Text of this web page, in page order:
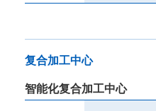
复合加工中心
智能化复合加工中心